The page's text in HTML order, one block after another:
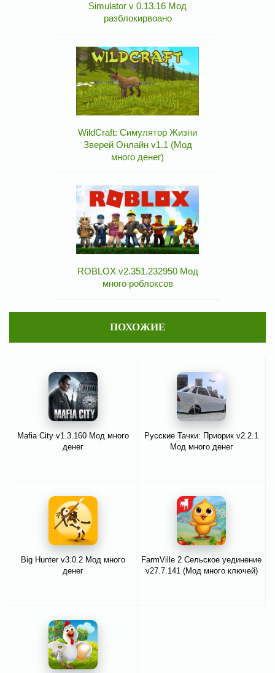
Simulator v 0.13.16 Мод
разблокирвоано
WildCraft: Симулятор Жизни
Зверей Онлайн v1.1 (Мод
много денег)
ROBLOX v2.351.232950 Мод
много роблоксов
ПОХОЖИЕ
Mafia City v1.3.160 Мод много
денег
Русские Тачки: Приорик v2.2.1
Мод много денег
Big Hunter v3.0.2 Мод много
денег
FarmVille 2 Cельское уединение
v27.7.141 (Мод много ключей)